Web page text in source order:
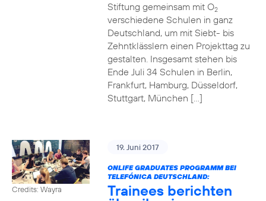
Stiftung gemeinsam mit O2
verschiedene Schulen in ganz
Deutschland, um mit Siebt- bis
Zehntklässlern einen Projekttag zu
gestalten. Insgesamt stehen bis
Ende Juli 34 Schulen in Berlin,
Frankfurt, Hamburg, Düsseldorf,
Stuttgart, München […]
Credits: Wayra
19. Juni 2017
ONLIFE GRADUATES PROGRAMM BEI
TELEFÓNICA DEUTSCHLAND:
Trainees berichten